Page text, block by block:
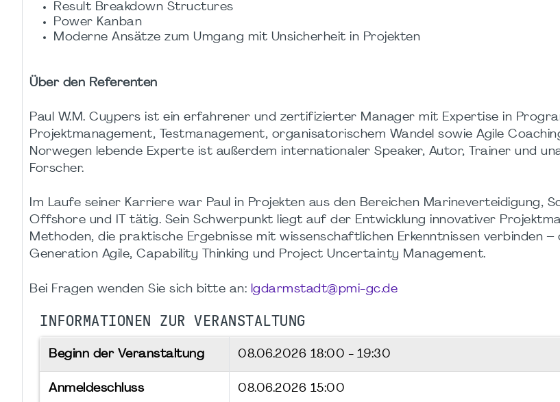
Result Breakdown Structures
Power Kanban
Moderne Ansätze zum Umgang mit Unsicherheit in Projekten
Über den Referenten
Paul W.M. Cuypers ist ein erfahrener und zertifizierter Manager mit Expertise in
Projektmanagement, Testmanagement, organisatorischem Wandel sowie Agile
Norwegen lebende Experte ist außerdem internationaler Speaker, Autor, Trainer und
Forscher.
Im Laufe seiner Karriere war Paul in Projekten aus den Bereichen Marineverteidigung,
Offshore und IT tätig. Sein Schwerpunkt liegt auf der Entwicklung innovativer
Methoden, die praktische Ergebnisse mit wissenschaftlichen Erkenntnissen verbinden
Generation Agile, Capability Thinking und Project Uncertainty Management.
Bei Fragen wenden Sie sich bitte an: lgdarmstadt@pmi-gc.de
INFORMATIONEN ZUR VERANSTALTUNG
Beginn der Veranstaltung 08.06.2026 18:00 - 19:30
Anmeldeschluss 08.06.2026 15:00